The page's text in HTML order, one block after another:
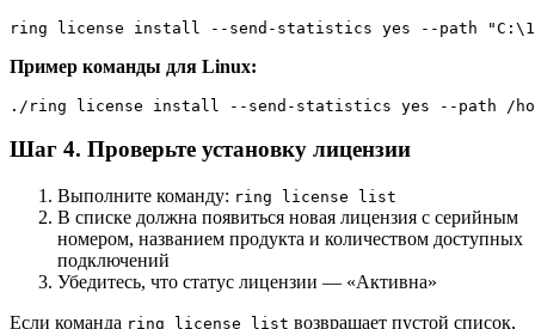
ring license install --send-statistics yes --path
Пример команды для Linux:
./ring license install --send-statistics yes --path /
Шаг 4. Проверьте установку лицензии
Выполните команду: ring license list
В списке должна появиться новая лицензия с серийным
номером, названием продукта и количеством доступных
подключений
Убедитесь, что статус лицензии — «Активна»
Если команда ring license list возвращает пустой список,